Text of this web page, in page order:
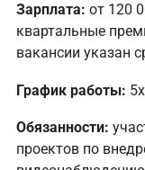
Зарплата: от 120
квартальные
вакансии указан
График работы:
Обязанности:
проектов по